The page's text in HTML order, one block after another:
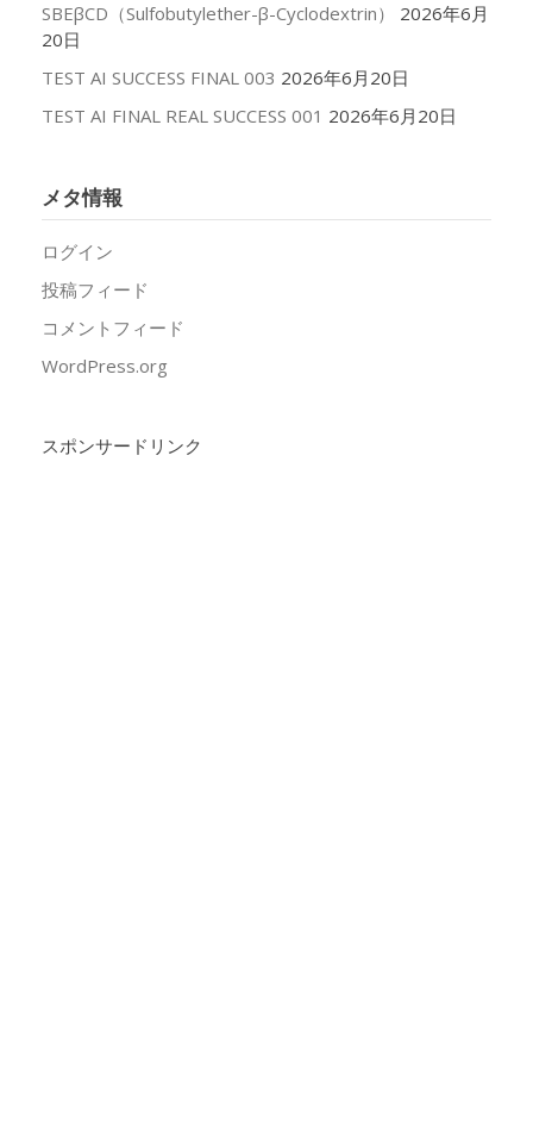
SBEβCD（Sulfobutylether-β-Cyclodextrin）
2026年6月
20日
TEST AI SUCCESS FINAL 003 2026年6月20日
TEST AI FINAL REAL SUCCESS 001 2026年6月20日
メタ情報
ログイン
投稿フィード
コメントフィード
WordPress.org
スポンサードリンク